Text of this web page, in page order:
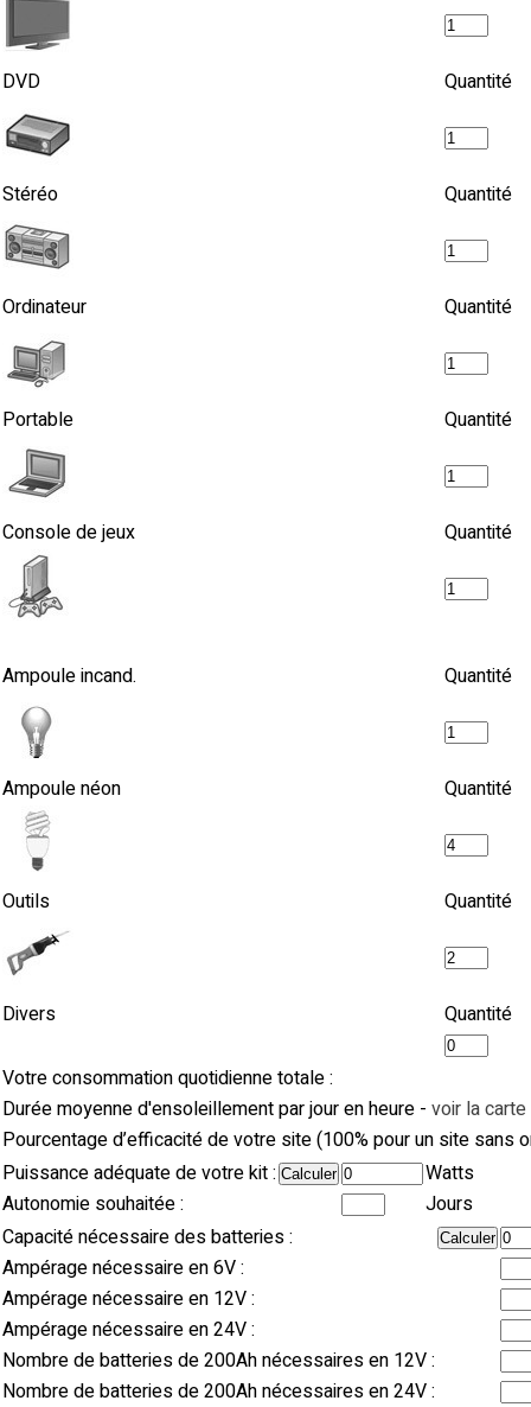
DVD Quantité
Stéréo Quantité
Ordinateur Quantité
Portable Quantité
Console de jeux Quantité
Ampoule incand. Quantité
Ampoule néon Quantité
Outils Quantité
Divers Quantité
Votre consommation quotidienne totale :
Durée moyenne d'ensoleillement par jour en heure - voir la carte
Pourcentage d’efficacité de votre site (100% pour un site sans
Puissance adéquate de votre kit :
Watts
Autonomie souhaitée :
Jours
Capacité nécessaire des batteries :
Ampérage nécessaire en 6V :
Ampérage nécessaire en 12V :
Ampérage nécessaire en 24V :
Nombre de batteries de 200Ah nécessaires en 12V :
Nombre de batteries de 200Ah nécessaires en 24V :